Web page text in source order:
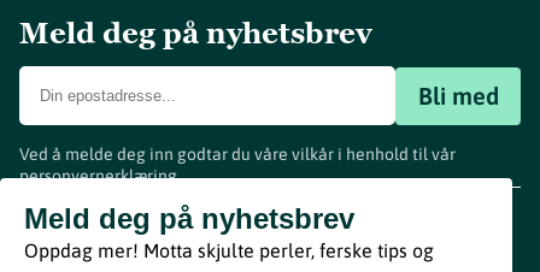
Meld deg på nyhetsbrev
Bli med
Ved å melde deg inn godtar du våre vilkår i henhold til vår
personvernerklæring.
Meld deg på nyhetsbrev
Oppdag mer! Motta skjulte perler, ferske tips og
www.visitvestfold.com
Turistinformasjon